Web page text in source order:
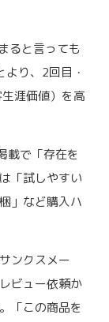
ると言っても
り、2回目・
涯価値）を高
載で「存在を
「試しやすい
」など購入ハ
ンクスメー
ビュー依頼か
「この商品を